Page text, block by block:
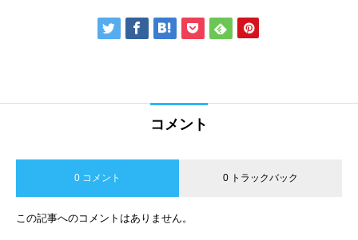
コメント
0 コメント 0 トラックバック
この記事へのコメントはありません。